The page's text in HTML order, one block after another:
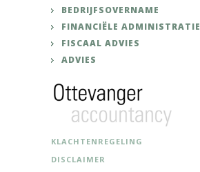
BEDRIJFSOVERNAME
FINANCIËLE ADMINISTRATIE
FISCAAL ADVIES
ADVIES
KLACHTENREGELING
DISCLAIMER